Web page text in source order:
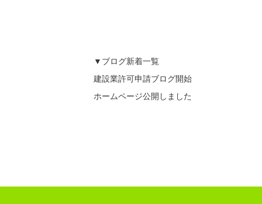
▼ブログ新着一覧
建設業許可申請ブログ開始
ホームページ公開しました